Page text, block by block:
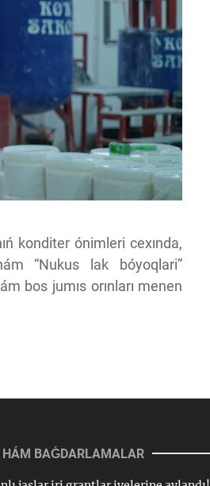
konditer ónimleri cexında,
“Nukus lak bóyoqlari”
bos jumıs orınları menen
HÁM BAǴDARLAMALAR